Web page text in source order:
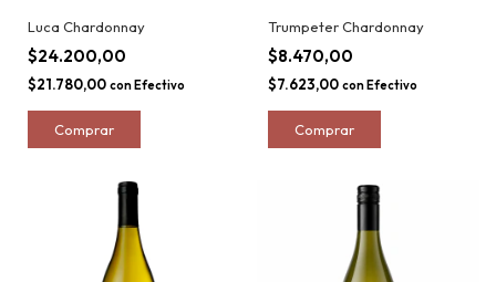
Luca Chardonnay
$24.200,00
$21.780,00 conEfectivo
Trumpeter Chardonnay
$8.470,00
$7.623,00 conEfectivo